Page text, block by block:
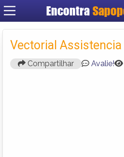
Encontra
Criar
Vectorial Assistencia
Compartilhar Avalie!